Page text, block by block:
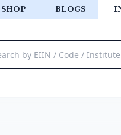
SHOP BLOGS